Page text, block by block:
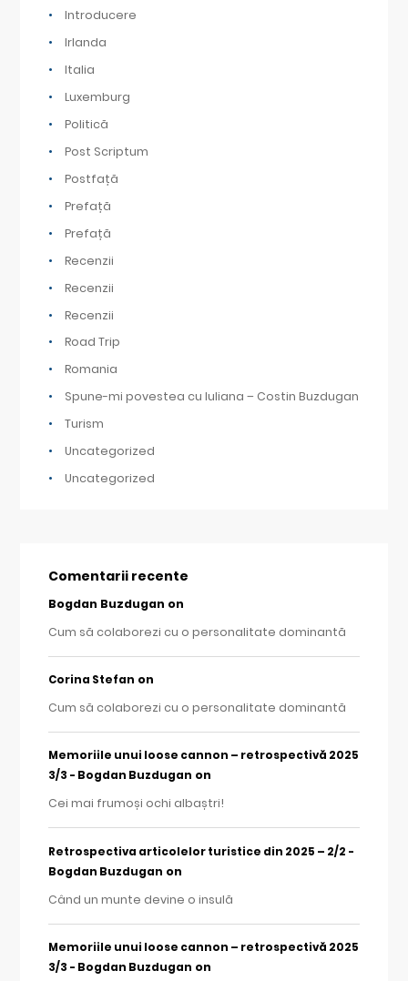
Introducere
Irlanda
Italia
Luxemburg
Politică
Post Scriptum
Postfață
Prefață
Prefață
Recenzii
Recenzii
Recenzii
Road Trip
Romania
Spune-mi povestea cu Iuliana – Costin Buzdugan
Turism
Uncategorized
Uncategorized
Comentarii recente
Bogdan Buzdugan on
Cum să colaborezi cu o personalitate dominantă
Corina Stefan on
Cum să colaborezi cu o personalitate dominantă
Memoriile unui loose cannon – retrospectivă 2025
3/3 - Bogdan Buzdugan on
Cei mai frumoși ochi albaștri!
Retrospectiva articolelor turistice din 2025 – 2/2 -
Bogdan Buzdugan on
Când un munte devine o insulă
Memoriile unui loose cannon – retrospectivă 2025
3/3 - Bogdan Buzdugan on